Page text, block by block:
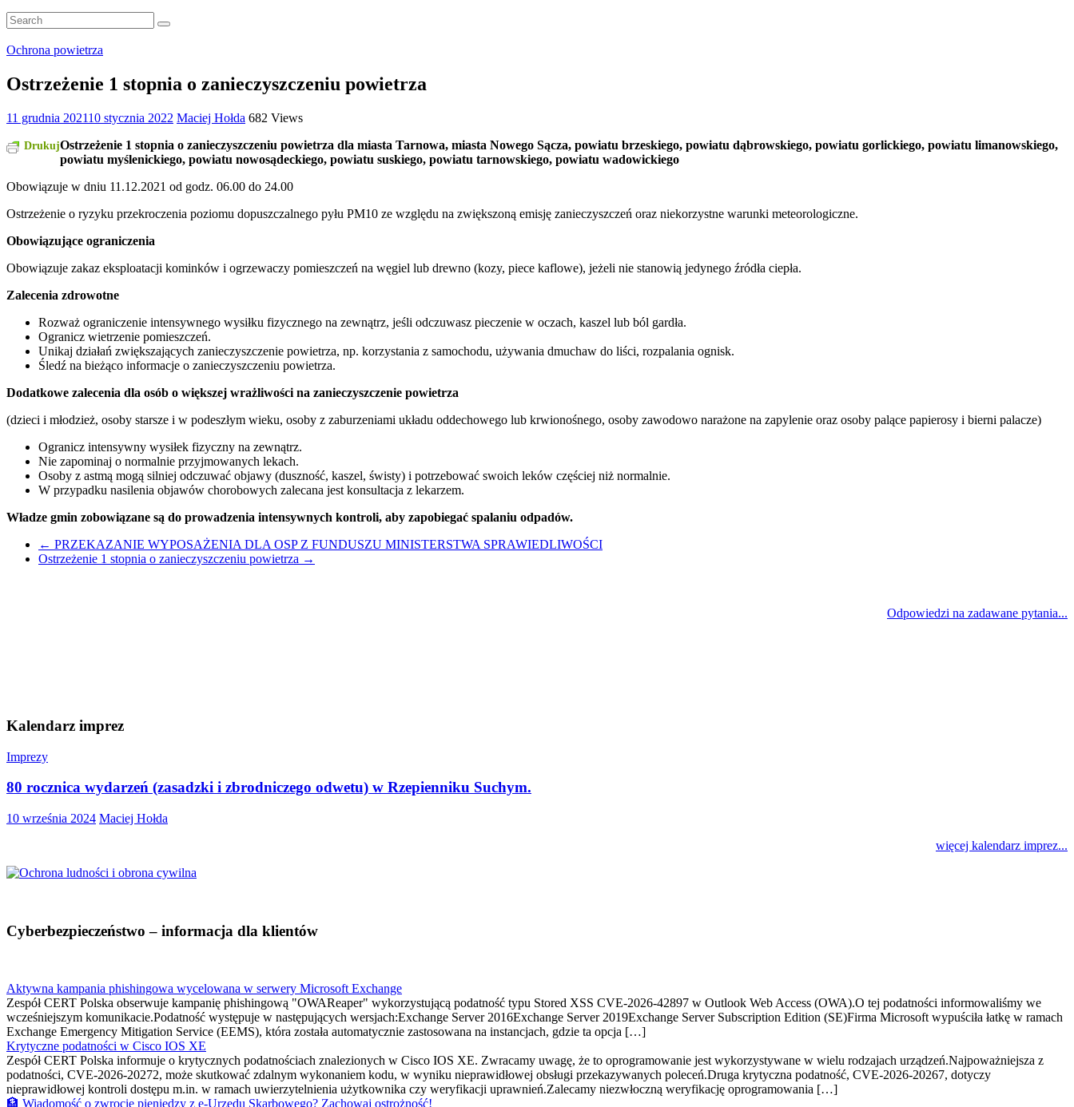
Ochrona powietrza
Ostrzeżenie 1 stopnia o zanieczyszczeniu powietrza
11 grudnia 202110 stycznia 2022 Maciej Hołda 682 Views
DrukujOstrzeżenie 1 stopnia o zanieczyszczeniu powietrza dla miasta Tarnowa, miasta Nowego Sącza, powiatu brzeskiego, powiatu dąbrowskiego, powiatu gorlickiego, powiatu limanowskiego,
powiatu myślenickiego, powiatu nowosądeckiego, powiatu suskiego, powiatu tarnowskiego, powiatu wadowickiego
Obowiązuje w dniu 11.12.2021 od godz. 06.00 do 24.00
Ostrzeżenie o ryzyku przekroczenia poziomu dopuszczalnego pyłu PM10 ze względu na zwiększoną emisję zanieczyszczeń oraz niekorzystne warunki meteorologiczne.
Obowiązujące ograniczenia
Obowiązuje zakaz eksploatacji kominków i ogrzewaczy pomieszczeń na węgiel lub drewno (kozy, piece kaflowe), jeżeli nie stanowią jedynego źródła ciepła.
Zalecenia zdrowotne
Rozważ ograniczenie intensywnego wysiłku fizycznego na zewnątrz, jeśli odczuwasz pieczenie w oczach, kaszel lub ból gardła.
Ogranicz wietrzenie pomieszczeń.
Unikaj działań zwiększających zanieczyszczenie powietrza, np. korzystania z samochodu, używania dmuchaw do liści, rozpalania ognisk.
Śledź na bieżąco informacje o zanieczyszczeniu powietrza.
Dodatkowe zalecenia dla osób o większej wrażliwości na zanieczyszczenie powietrza
(dzieci i młodzież, osoby starsze i w podeszłym wieku, osoby z zaburzeniami układu oddechowego lub krwionośnego, osoby zawodowo narażone na zapylenie oraz osoby palące papierosy i bierni palacze)
Ogranicz intensywny wysiłek fizyczny na zewnątrz.
Nie zapominaj o normalnie przyjmowanych lekach.
Osoby z astmą mogą silniej odczuwać objawy (duszność, kaszel, świsty) i potrzebować swoich leków częściej niż normalnie.
W przypadku nasilenia objawów chorobowych zalecana jest konsultacja z lekarzem.
Władze gmin zobowiązane są do prowadzenia intensywnych kontroli, aby zapobiegać spalaniu odpadów.
← PRZEKAZANIE WYPOSAŻENIA DLA OSP Z FUNDUSZU MINISTERSTWA SPRAWIEDLIWOŚCI
Ostrzeżenie 1 stopnia o zanieczyszczeniu powietrza →
Odpowiedzi na zadawane pytania...
Kalendarz imprez
Imprezy
80 rocznica wydarzeń (zasadzki i zbrodniczego odwetu) w Rzepienniku Suchym.
10 września 2024 Maciej Hołda
więcej kalendarz imprez...
Cyberbezpieczeństwo – informacja dla klientów
Aktywna kampania phishingowa wycelowana w serwery Microsoft Exchange
Zespół CERT Polska obserwuje kampanię phishingową "OWAReaper" wykorzystującą podatność typu Stored XSS CVE-2026-42897 w Outlook Web Access (OWA).O tej podatności informowaliśmy we
wcześniejszym komunikacie.Podatność występuje w następujących wersjach:Exchange Server 2016Exchange Server 2019Exchange Server Subscription Edition (SE)Firma Microsoft wypuściła łatkę w ramach
Exchange Emergency Mitigation Service (EEMS), która została automatycznie zastosowana na instancjach, gdzie ta opcja […]
Krytyczne podatności w Cisco IOS XE
Zespół CERT Polska informuje o krytycznych podatnościach znalezionych w Cisco IOS XE. Zwracamy uwagę, że to oprogramowanie jest wykorzystywane w wielu rodzajach urządzeń.Najpoważniejsza z
podatności, CVE-2026-20272, może skutkować zdalnym wykonaniem kodu, w wyniku nieprawidłowej obsługi przekazywanych poleceń.Druga krytyczna podatność, CVE-2026-20267, dotyczy
nieprawidłowej kontroli dostępu m.in. w ramach uwierzytelnienia użytkownika czy weryfikacji uprawnień.Zalecamy niezwłoczną weryfikację oprogramowania […]
🏦 Wiadomość o zwrocie pieniędzy z e-Urzędu Skarbowego? Zachowaj ostrożność!